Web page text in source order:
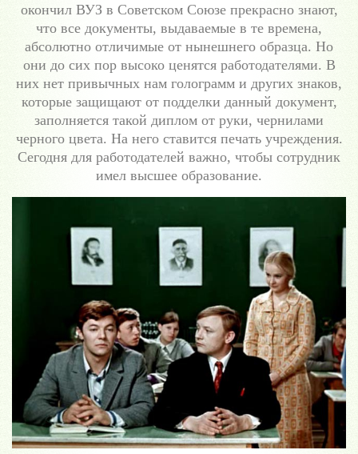
окончил ВУЗ в Советском Союзе прекрасно знают,
что все документы, выдаваемые в те времена,
абсолютно отличимые от нынешнего образца. Но
они до сих пор высоко ценятся работодателями. В
них нет привычных нам голограмм и других знаков,
которые защищают от подделки данный документ,
заполняется такой диплом от руки, чернилами
черного цвета. На него ставится печать учреждения.
Сегодня для работодателей важно, чтобы сотрудник
имел высшее образование.